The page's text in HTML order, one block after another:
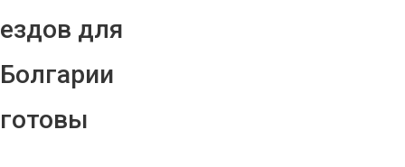
ездов для
Болгарии
готовы